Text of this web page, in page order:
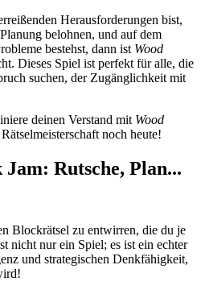
Herausforderungen bist,
belohnen, und auf dem
bestehst, dann ist Wood
Dieses Spiel ist perfekt für alle, die
suchen, der Zugänglichkeit mit
deinen Verstand mit Wood
noch heute!
Rutsche, Plan...
Blockrätsel zu entwirren, die du je
nicht nur ein Spiel; es ist ein echter
und strategischen Denkfähigkeit,